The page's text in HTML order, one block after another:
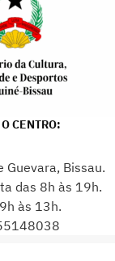
CENTRO:
Guevara, Bissau.
das 8h às 19h.
às 13h.